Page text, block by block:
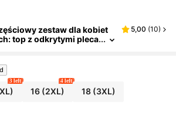
zestaw dla kobiet
top z odkrytymi pleca
5,00 (10)
3 left
16(2XL)
4 left
18(3XL)